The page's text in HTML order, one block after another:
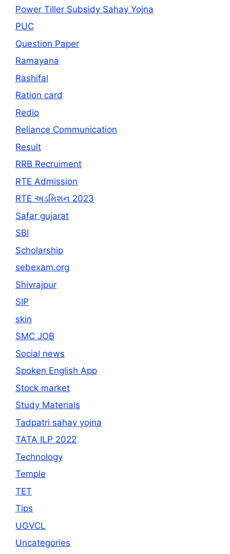
Power Tiller Subsidy Sahay Yojna
PUC
Question Paper
Ramayana
Rashifal
Ration card
Redio
Reliance Communication
Result
RRB Recruiment
RTE Admission
RTE અડમિશન 2023
Safar gujarat
SBI
Scholarship
sebexam.org
Shivrajpur
SIP
skin
SMC JOB
Social news
Spoken English App
Stock market
Study Materials
Tadpatri sahay yojna
TATA ILP 2022
Technology
Temple
TET
Tips
UGVCL
Uncategories